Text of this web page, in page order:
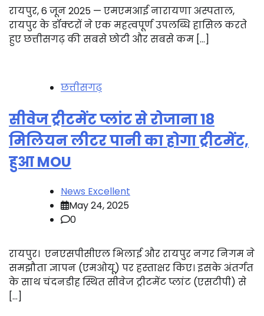
रायपुर, 6 जून 2025 — एमएमआई नारायणा अस्पताल,
रायपुर के डॉक्टरों ने एक महत्वपूर्ण उपलब्धि हासिल करते
हुए छत्तीसगढ़ की सबसे छोटी और सबसे कम […]
छत्तीसगढ़
सीवेज ट्रीटमेंट प्लांट से रोजाना 18
मिलियन लीटर पानी का होगा ट्रीटमेंट,
हुआ MOU
News Excellent
May 24, 2025
0
रायपुर। एनएसपीसीएल भिलाई और रायपुर नगर निगम ने
समझौता ज्ञापन (एमओयू) पर हस्ताक्षर किए। इसके अंतर्गत
के साथ चंदनडीह स्थित सीवेज ट्रीटमेंट प्लांट (एसटीपी) से
[…]